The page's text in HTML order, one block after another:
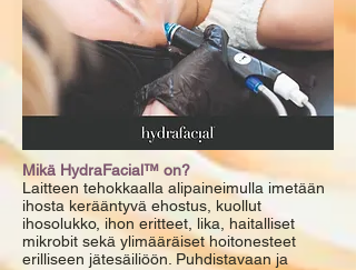
Mikä HydraFacial™ on?
Laitteen tehokkaalla alipaineimulla imetään
ihosta kerääntyvä ehostus, kuollut
ihosolukko, ihon eritteet, lika, haitalliset
mikrobit sekä ylimääräiset hoitonesteet
erilliseen jätesäiliöön. Puhdistavaan ja